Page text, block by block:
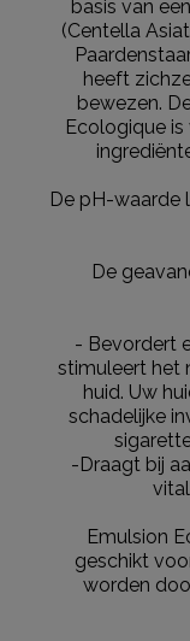
voor alle
mannen en
De vloeibare,
tweede huid en
Emulsion
voorbereidende
Zodra jouw
Deze kun je op
ophalen.
Ga naar meer
Retourneren
dagen om deze
herroepen. Na de
jouw bestelling te
opnemen of
voor herroeping.
Omruilen of
Je mag het
een winkel bij jou
orderbevestiging
Ga naar meer
basis van
(Centella
heeft
bewezen.
Ecologique
De pH-waarde
De
- Bevordert
stimuleert het
huid. Uw
schadelijke
-Draagt ​​bij
Emulsion
geschikt
worden